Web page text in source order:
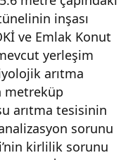
inşası
ve Emlak Konut
yerleşim
arıtma
metreküp
arıtma tesisinin
sorunu
kirlilik sorunu